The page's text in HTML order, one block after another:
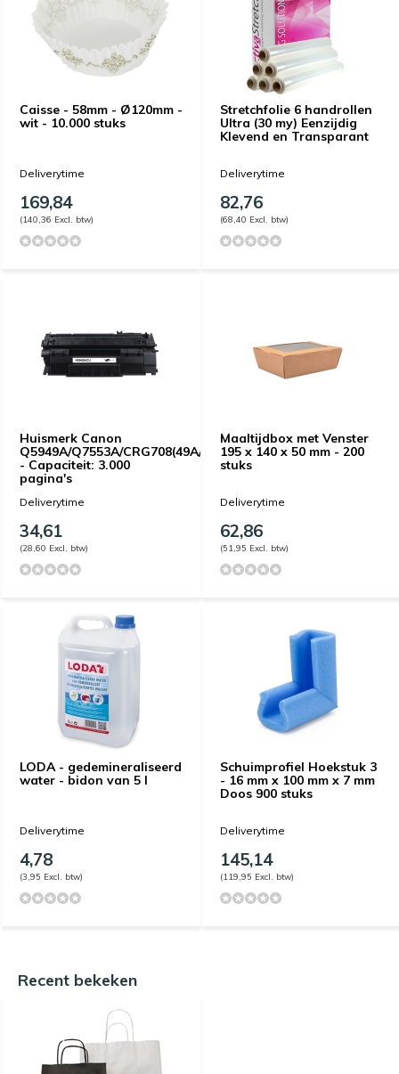
Caisse - 58mm - Ø120mm -
wit - 10.000 stuks
Deliverytime
169,84
(140,36 Excl. btw)
Stretchfolie 6 handrollen
Ultra (30 my) Eenzijdig
Klevend en Transparant
Deliverytime
82,76
(68,40 Excl. btw)
Huismerk Canon
Q5949A/Q7553A/CRG708(49A/53A/CRG708)
- Capaciteit: 3.000
pagina's
Deliverytime
34,61
(28,60 Excl. btw)
Maaltijdbox met Venster
195 x 140 x 50 mm - 200
stuks
Deliverytime
62,86
(51,95 Excl. btw)
LODA - gedemineraliseerd
water - bidon van 5 l
Deliverytime
4,78
(3,95 Excl. btw)
Schuimprofiel Hoekstuk 3
- 16 mm x 100 mm x 7 mm
Doos 900 stuks
Deliverytime
145,14
(119,95 Excl. btw)
Recent bekeken